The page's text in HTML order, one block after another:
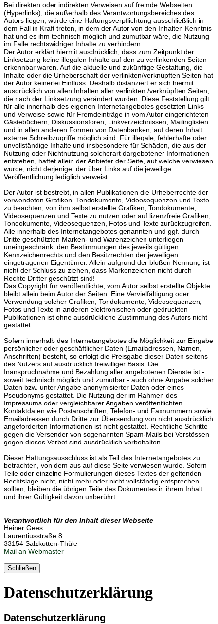
Bei direkten oder indirekten Verweisen auf fremde Webseiten
(Hyperlinks), die außerhalb des Verantwortungsbereiches des
Autors liegen, würde eine Haftungsverpflichtung ausschließlich in
dem Fall in Kraft treten, in dem der Autor von den Inhalten Kenntnis
hat und es ihm technisch möglich und zumutbar wäre, die Nutzung
im Falle rechtswidriger Inhalte zu verhindern.
Der Autor erklärt hiermit ausdrücklich, dass zum Zeitpunkt der
Linksetzung keine illegalen Inhalte auf den zu verlinkenden Seiten
erkennbar waren. Auf die aktuelle und zukünftige Gestaltung, die
Inhalte oder die Urheberschaft der verlinkten/verknüpften Seiten hat
der Autor keinerlei Einfluss. Deshalb distanziert er sich hiermit
ausdrücklich von allen Inhalten aller verlinkten /verknüpften Seiten,
die nach der Linksetzung verändert wurden. Diese Feststellung gilt
für alle innerhalb des eigenen Internetangebotes gesetzten Links
und Verweise sowie für Fremdeinträge in vom Autor eingerichteten
Gästebüchern, Diskussionsforen, Linkverzeichnissen, Mailinglisten
und in allen anderen Formen von Datenbanken, auf deren Inhalt
externe Schreibzugriffe möglich sind. Für illegale, fehlerhafte oder
unvollständige Inhalte und insbesondere für Schäden, die aus der
Nutzung oder Nichtnutzung solcherart dargebotener Informationen
entstehen, haftet allein der Anbieter der Seite, auf welche verwiesen
wurde, nicht derjenige, der über Links auf die jeweilige
Veröffentlichung lediglich verweist.
Der Autor ist bestrebt, in allen Publikationen die Urheberrechte der
verwendeten Grafiken, Tondokumente, Videosequenzen und Texte
zu beachten, von ihm selbst erstellte Grafiken, Tondokumente,
Videosequenzen und Texte zu nutzen oder auf lizenzfreie Grafiken,
Tondokumente, Videosequenzen, Fotos und Texte zurückzugreifen.
Alle innerhalb des Internetangebotes genannten und ggf. durch
Dritte geschützten Marken- und Warenzeichen unterliegen
uneingeschränkt den Bestimmungen des jeweils gültigen
Kennzeichenrechts und den Besitzrechten der jeweiligen
eingetragenen Eigentümer. Allein aufgrund der bloßen Nennung ist
nicht der Schluss zu ziehen, dass Markenzeichen nicht durch
Rechte Dritter geschützt sind!
Das Copyright für veröffentlichte, vom Autor selbst erstellte Objekte
bleibt allein beim Autor der Seiten. Eine Vervielfältigung oder
Verwendung solcher Grafiken, Tondokumente, Videosequenzen,
Fotos und Texte in anderen elektronischen oder gedruckten
Publikationen ist ohne ausdrückliche Zustimmung des Autors nicht
gestattet.
Sofern innerhalb des Internetangebotes die Möglichkeit zur Eingabe
persönlicher oder geschäftlicher Daten (Emailadressen, Namen,
Anschriften) besteht, so erfolgt die Preisgabe dieser Daten seitens
des Nutzers auf ausdrücklich freiwilliger Basis. Die
Inanspruchnahme und Bezahlung aller angebotenen Dienste ist -
soweit technisch möglich und zumutbar - auch ohne Angabe solcher
Daten bzw. unter Angabe anonymisierter Daten oder eines
Pseudonyms gestattet. Die Nutzung der im Rahmen des
Impressums oder vergleichbarer Angaben veröffentlichten
Kontaktdaten wie Postanschriften, Telefon- und Faxnummern sowie
Emailadressen durch Dritte zur Übersendung von nicht ausdrücklich
angeforderten Informationen ist nicht gestattet. Rechtliche Schritte
gegen die Versender von sogenannten Spam-Mails bei Verstössen
gegen dieses Verbot sind ausdrücklich vorbehalten.
Dieser Haftungsausschluss ist als Teil des Internetangebotes zu
betrachten, von dem aus auf diese Seite verwiesen wurde. Sofern
Teile oder einzelne Formulierungen dieses Textes der geltenden
Rechtslage nicht, nicht mehr oder nicht vollständig entsprechen
sollten, bleiben die übrigen Teile des Dokumentes in ihrem Inhalt
und ihrer Gültigkeit davon unberührt.
Verantwortlich für den Inhalt dieser Webseite
Heiner Gees
Laurentiusstraße 8
33154 Salzkotten-Thüle
Mail an Webmaster
Schließen
Datenschutz­erklärung
Datenschutzerklärung